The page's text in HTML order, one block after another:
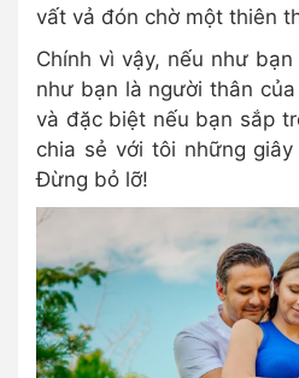
vất vả đón chờ một thiên
Chính vì vậy, nếu như
như bạn là người thân
và đặc biệt nếu bạn sắp
chia sẻ với tôi những
Đừng bỏ lỡ!